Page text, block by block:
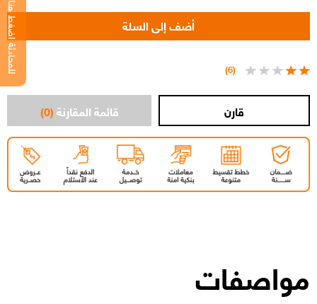
للمحادثة اضغط هنا (6)
قائمة المقارنة(0)
مواصفات